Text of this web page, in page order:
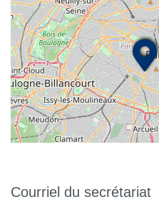
Courriel du secrétariat